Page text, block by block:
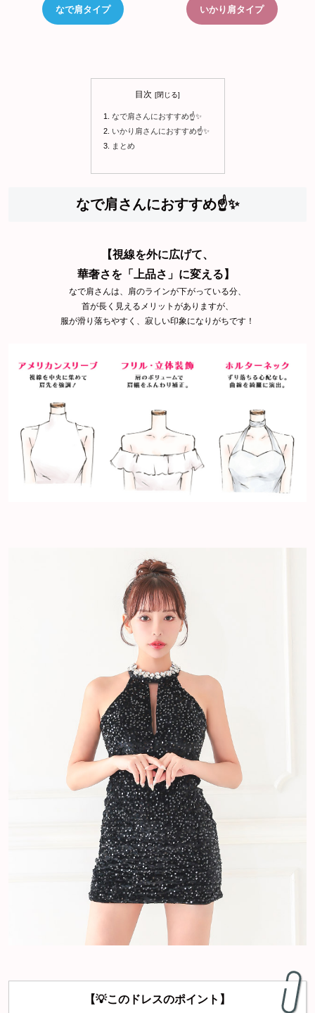
なで肩タイプ いかり肩タイプ
目次
なで肩さんにおすすめ☝️✨
いかり肩さんにおすすめ☝️✨
まとめ
なで肩さんにおすすめ☝️✨
【視線を外に広げて、
華奢さを「上品さ」に変える】
なで肩さんは、肩のラインが下がっている分、
首が長く見えるメリットがありますが、
服が滑り落ちやすく、寂しい印象になりがちです！
【💡このドレスのポイント】